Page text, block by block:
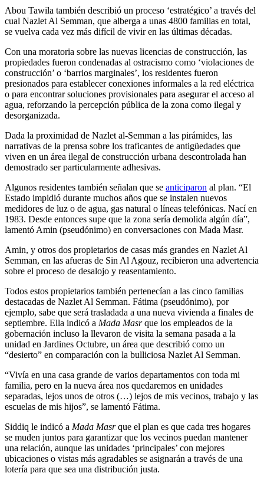
Abou Tawila también describió un proceso ‘estratégico’ a través del
cual Nazlet Al Semman, que alberga a unas 4800 familias en total,
se vuelva cada vez más difícil de vivir en las últimas décadas.
Con una moratoria sobre las nuevas licencias de construcción, las
propiedades fueron condenadas al ostracismo como ‘violaciones de
construcción’ o ‘barrios marginales’, los residentes fueron
presionados para establecer conexiones informales a la red eléctrica
o para encontrar soluciones provisionales para asegurar el acceso al
agua, reforzando la percepción pública de la zona como ilegal y
desorganizada.
Dada la proximidad de Nazlet al-Semman a las pirámides, las
narrativas de la prensa sobre los traficantes de antigüedades que
viven en un área ilegal de construcción urbana descontrolada han
demostrado ser particularmente adhesivas.
Algunos residentes también señalan que se anticiparon al plan. “El
Estado impidió durante muchos años que se instalen nuevos
medidores de luz o de agua, gas natural o líneas telefónicas. Nací en
1983. Desde entonces supe que la zona sería demolida algún día”,
lamentó Amin (pseudónimo) en conversaciones con Mada Masr.
Amin, y otros dos propietarios de casas más grandes en Nazlet Al
Semman, en las afueras de Sin Al Agouz, recibieron una advertencia
sobre el proceso de desalojo y reasentamiento.
Todos estos propietarios también pertenecían a las cinco familias
destacadas de Nazlet Al Semman. Fátima (pseudónimo), por
ejemplo, sabe que será trasladada a una nueva vivienda a finales de
septiembre. Ella indicó a Mada Masrque los empleados de la
gobernación incluso la llevaron de visita la semana pasada a la
unidad en Jardines Octubre, un área que describió como un
“desierto” en comparación con la bulliciosa Nazlet Al Semman.
“Vivía en una casa grande de varios departamentos con toda mi
familia, pero en la nueva área nos quedaremos en unidades
separadas, lejos unos de otros (…) lejos de mis vecinos, trabajo y las
escuelas de mis hijos”, se lamentó Fátima.
Siddiq le indicó a Mada Masrque el plan es que cada tres hogares
se muden juntos para garantizar que los vecinos puedan mantener
una relación, aunque las unidades ‘principales’ con mejores
ubicaciones o vistas más agradables se asignarán a través de una
lotería para que sea una distribución justa.